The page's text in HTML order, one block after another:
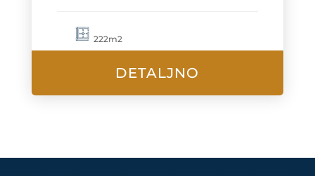
222m2
DETALJNO